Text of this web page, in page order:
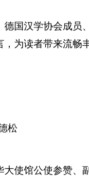
汉学协会成员、
为读者带来流畅
松
馆公使参赞、副